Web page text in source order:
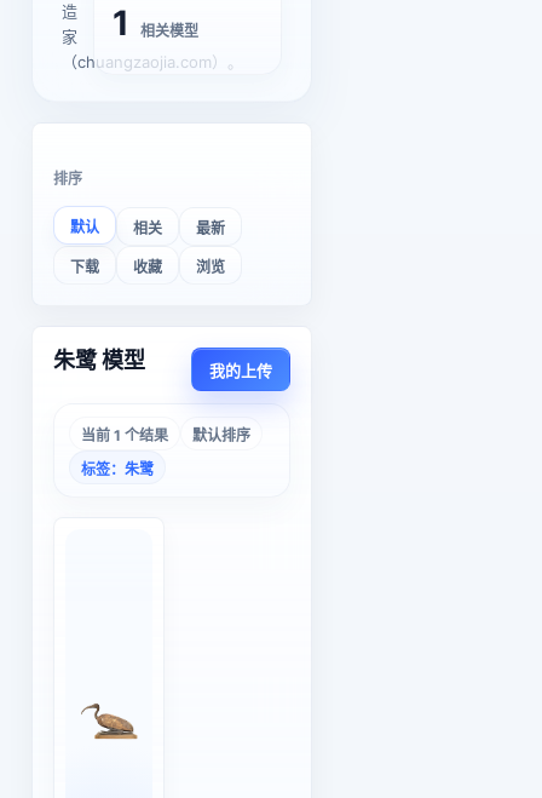
造
家
（chuangzaojia.com）。
1 相关模型
排序
默认 相关 最新
下载 收藏 浏览
朱鹭 模型 我的上传
当前 1 个结果
默认排序
标签：朱鹭